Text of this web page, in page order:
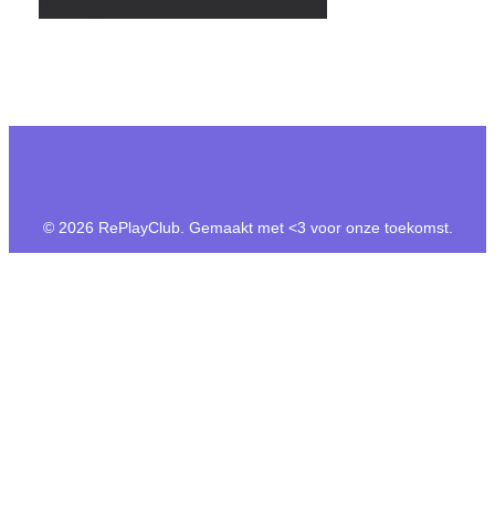
© 2026 RePlayClub. Gemaakt met <3 voor onze toekomst.